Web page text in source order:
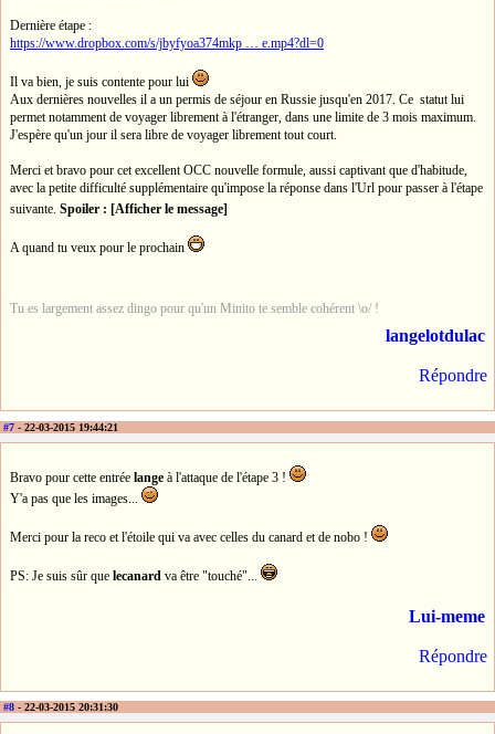
Dernière étape :
https://www.dropbox.com/s/jbyfyoa374mkp … e.mp4?dl=0
Il va bien, je suis contente pour lui
Aux dernières nouvelles il a un permis de séjour en Russie jusqu'en 2017. Ce statut lui
permet notamment de voyager librement à l'étranger, dans une limite de 3 mois maximum.
J'espère qu'un jour il sera libre de voyager librement tout court.
Merci et bravo pour cet excellent OCC nouvelle formule, aussi captivant que d'habitude,
avec la petite difficulté supplémentaire qu'impose la réponse dans l'Url pour passer à l'étape
suivante. Spoiler : [Afficher le message]
A quand tu veux pour le prochain
Tu es largement assez dingo pour qu'un Minito te semble cohérent \o/ !
langelotdulac
Répondre
#7 - 22-03-2015 19:44:21
Bravo pour cette entrée lange à l'attaque de l'étape 3 !
Y'a pas que les images...
Merci pour la reco et l'étoile qui va avec celles du canard et de nobo !
PS: Je suis sûr que lecanard va être "touché"...
Lui-meme
Répondre
#8 - 22-03-2015 20:31:30